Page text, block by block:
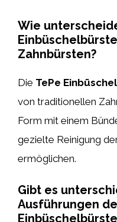
Wie
Zahnbürsten?
Die TePe
von traditionellen
Form mit einem
gezielte Reinigung
ermöglichen.
Gibt es
Ausführungen